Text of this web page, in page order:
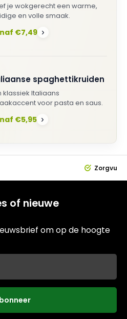
je wokgerecht een warme,
en volle smaak.
€7,49 ›
spaghettikruiden
klassiek Italiaans
voor pasta en saus.
€5,95 ›
of nieuwe
om op de hoogte